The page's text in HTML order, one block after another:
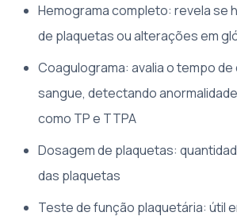
Hemograma completo: revela se
de plaquetas ou alterações em
Coagulograma: avalia o tempo
sangue, detectando
como TP e TTPA
Dosagem de plaquetas:
das plaquetas
Teste de função plaquetária: útil